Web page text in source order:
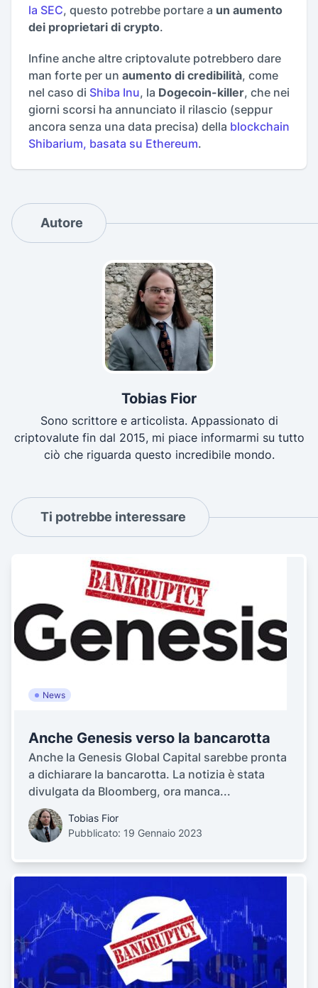
la SEC, questo potrebbe portare a un aumento
dei proprietari di crypto.
Infine anche altre criptovalute potrebbero dare
man forte per un aumento di credibilità, come
nel caso di Shiba Inu, la Dogecoin-killer, che nei
giorni scorsi ha annunciato il rilascio (seppur
ancora senza una data precisa) della blockchain
Shibarium, basata su Ethereum.
Autore
Tobias Fior
Sono scrittore e articolista. Appassionato di
criptovalute fin dal 2015, mi piace informarmi su tutto
ciò che riguarda questo incredibile mondo.
Ti potrebbe interessare
News
Anche Genesis verso la bancarotta
Anche la Genesis Global Capital sarebbe pronta
a dichiarare la bancarotta. La notizia è stata
divulgata da Bloomberg, ora manca...
Tobias Fior
Pubblicato: 19 Gennaio 2023